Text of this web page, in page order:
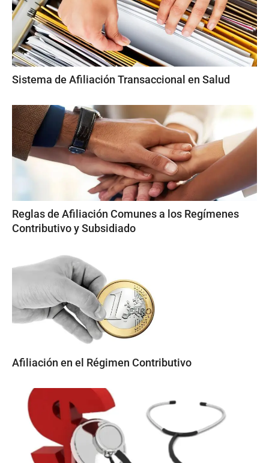
Sistema de Afiliación Transaccional en Salud
Reglas de Afiliación Comunes a los Regímenes
Contributivo y Subsidiado
Afiliación en el Régimen Contributivo